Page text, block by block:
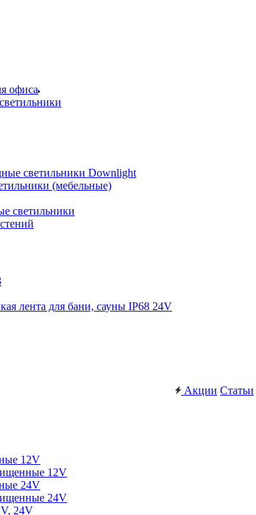
офиса
светильники Downlight
(мебельные)
светильники
лента для бани, сауны IP68 24V
12V
12V
24V
24V
24V
Акции Статьи